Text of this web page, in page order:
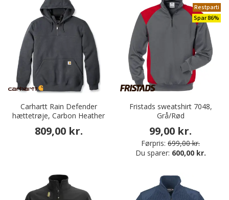
Carhartt Rain Defender
hættetrøje, Carbon Heather
809,00 kr.
Restparti
Spar 86%
Fristads sweatshirt 7048,
Grå/Rød
99,00 kr.
Førpris: 699,00 kr.
Du sparer: 600,00 kr.